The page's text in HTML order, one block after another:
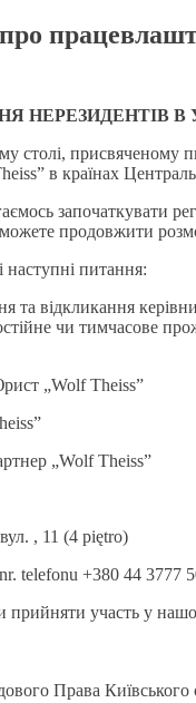
НЕРЕЗИДЕНТІВ В
столі, присвяченому
в країнах
започаткувати
продовжити
питання:
та відкликання
чи тимчасове
„Wolf Theiss”
„Wolf Theiss”
, 11 (4 piętro)
telefonu +380 44 3777
прийняти участь у
Права Київського